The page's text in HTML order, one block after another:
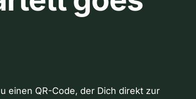
einen QR-Code, der Dich direkt zur